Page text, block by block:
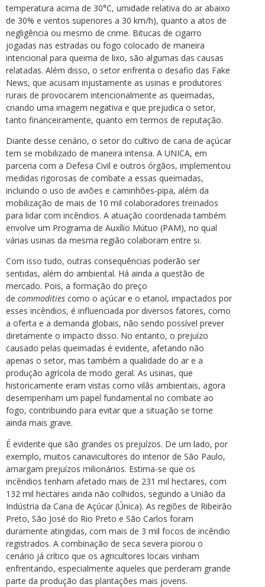
temperatura acima de 30°C, umidade relativa do ar abaixo
de 30% e ventos superiores a 30 km/h), quanto a atos de
negligência ou mesmo de crime. Bitucas de cigarro
jogadas nas estradas ou fogo colocado de maneira
intencional para queima de lixo, são algumas das causas
relatadas. Além disso, o setor enfrenta o desafio das Fake
News, que acusam injustamente as usinas e produtores
rurais de provocarem intencionalmente as queimadas,
criando uma imagem negativa e que prejudica o setor,
tanto financeiramente, quanto em termos de reputação.
Diante desse cenário, o setor do cultivo de cana de açúcar
tem se mobilizado de maneira intensa. A UNICA, em
parceria com a Defesa Civil e outros órgãos, implementou
medidas rigorosas de combate a essas queimadas,
incluindo o uso de aviões e caminhões-pipa, além da
mobilização de mais de 10 mil colaboradores treinados
para lidar com incêndios. A atuação coordenada também
envolve um Programa de Auxílio Mútuo (PAM), no qual
várias usinas da mesma região colaboram entre si.
Com isso tudo, outras consequências poderão ser
sentidas, além do ambiental. Há ainda a questão de
mercado. Pois, a formação do preço
de commodities como o açúcar e o etanol, impactados por
esses incêndios, é influenciada por diversos fatores, como
a oferta e a demanda globais, não sendo possível prever
diretamente o impacto disso. No entanto, o prejuízo
causado pelas queimadas é evidente, afetando não
apenas o setor, mas também a qualidade do ar e a
produção agrícola de modo geral. As usinas, que
historicamente eram vistas como vilãs ambientais, agora
desempenham um papel fundamental no combate ao
fogo, contribuindo para evitar que a situação se torne
ainda mais grave.
É evidente que são grandes os prejuízos. De um lado, por
exemplo, muitos canavicultores do interior de São Paulo,
amargam prejuízos milionários. Estima-se que os
incêndios tenham afetado mais de 231 mil hectares, com
132 mil hectares ainda não colhidos, segundo a União da
Indústria da Cana de Açúcar (Única). As regiões de Ribeirão
Preto, São José do Rio Preto e São Carlos foram
duramente atingidas, com mais de 3 mil focos de incêndio
registrados. A combinação de seca severa piorou o
cenário já crítico que os agricultores locais vinham
enfrentando, especialmente aqueles que perderam grande
parte da produção das plantações mais jovens.